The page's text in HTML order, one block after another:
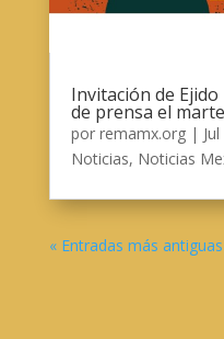
Invitación de
de prensa el
por remamx.org|
Noticias, Noticias
« Entradas más antiguas